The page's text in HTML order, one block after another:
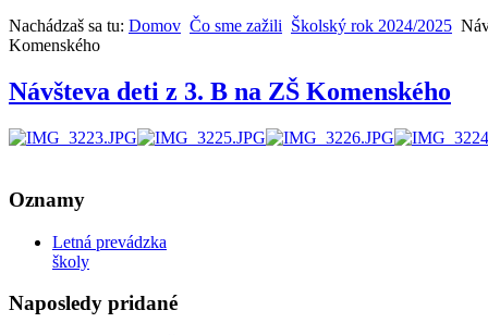
Nachádzaš sa tu: Domov Čo sme zažili Školský rok 2024/2025
Komenského
Návšteva deti z 3. B na ZŠ Komenského
Oznamy
Letná prevádzka
školy
Naposledy pridané